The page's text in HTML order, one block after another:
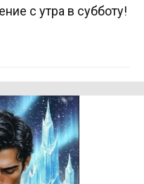
с утра в субботу!